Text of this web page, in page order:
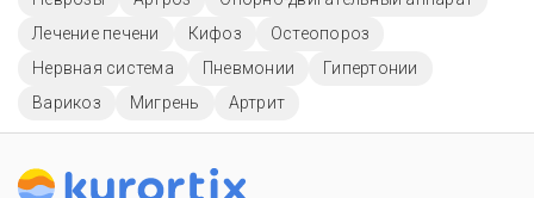
Лечение печени
Кифоз
Остеопороз
Нервная система
Пневмонии
Гипертонии
Варикоз
Мигрень Артрит